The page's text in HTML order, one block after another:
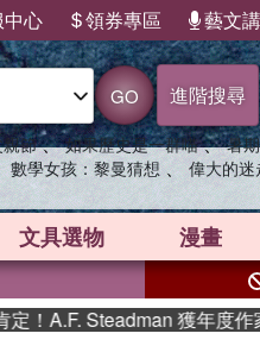
心 領券專區 藝文
GO 進階搜尋
節 、 如果歷史是一群喵 、 暑
數學女孩：黎曼猜想 、 偉大的迷
文具選物 漫畫
獲年度作家，《